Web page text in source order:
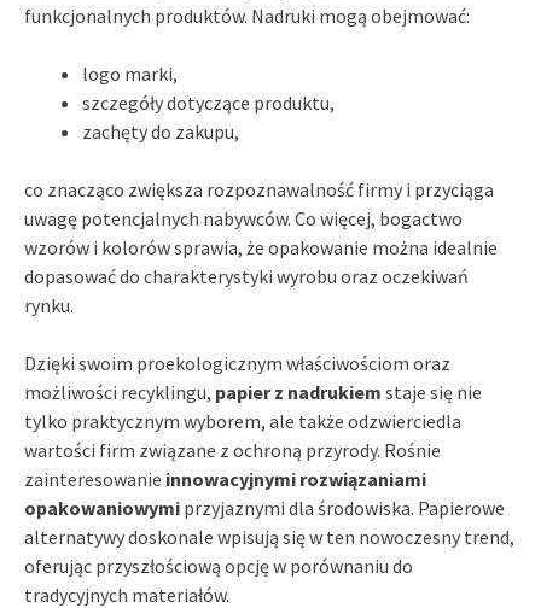
funkcjonalnych produktów. Nadruki mogą obejmować:
logo marki,
szczegóły dotyczące produktu,
zachęty do zakupu,
co znacząco zwiększa rozpoznawalność firmy i przyciąga
uwagę potencjalnych nabywców. Co więcej, bogactwo
wzorów i kolorów sprawia, że opakowanie można idealnie
dopasować do charakterystyki wyrobu oraz oczekiwań
rynku.
Dzięki swoim proekologicznym właściwościom oraz
możliwości recyklingu, papier z nadrukiem staje się nie
tylko praktycznym wyborem, ale także odzwierciedla
wartości firm związane z ochroną przyrody. Rośnie
zainteresowanie innowacyjnymi rozwiązaniami
opakowaniowymi przyjaznymi dla środowiska. Papierowe
alternatywy doskonale wpisują się w ten nowoczesny trend,
oferując przyszłościową opcję w porównaniu do
tradycyjnych materiałów.